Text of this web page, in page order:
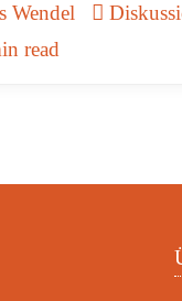
Wendel
read